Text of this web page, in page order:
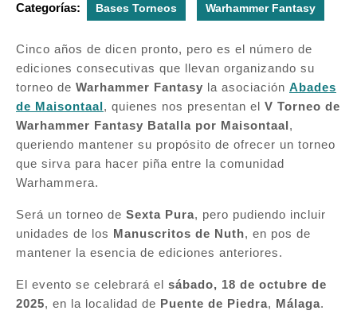
Categorías: Bases Torneos Warhammer Fantasy
Cinco años de dicen pronto, pero es el número de
ediciones consecutivas que llevan organizando su
torneo de Warhammer Fantasy la asociación Abades
de Maisontaal, quienes nos presentan el V Torneo de
Warhammer Fantasy Batalla por Maisontaal,
queriendo mantener su propósito de ofrecer un torneo
que sirva para hacer piña entre la comunidad
Warhammera.
Será un torneo de Sexta Pura, pero pudiendo incluir
unidades de los Manuscritos de Nuth, en pos de
mantener la esencia de ediciones anteriores.
El evento se celebrará el sábado, 18 de octubre de
2025, en la localidad de Puente de Piedra, Málaga.